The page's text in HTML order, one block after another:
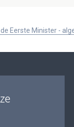
de Eerste Minister -